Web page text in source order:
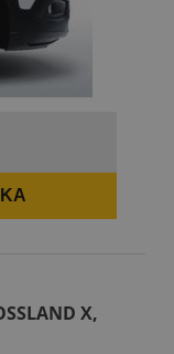
X,